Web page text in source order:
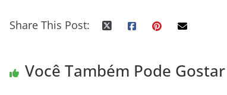
Share This Post:
Você Também Pode Gostar